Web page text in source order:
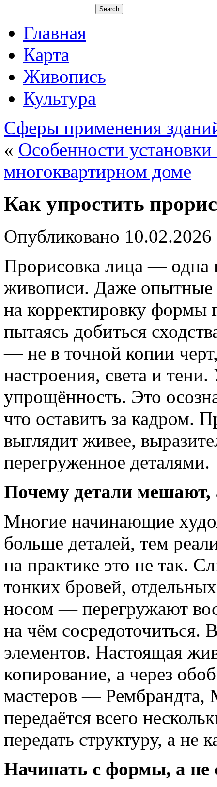
Главная
Карта
Живопись
Культура
Сферы применения
« Особенности
многоквартирном доме
Как упростить
Опубликовано 10.02.2026
Прорисовка лица — одна
живописи. Даже опытные
на корректировку формы
пытаясь добиться
— не в точной копии
настроения, света и
упрощённость. Это
что оставить за кадром.
выглядит живее,
перегруженное деталями.
Почему детали мешают,
Многие начинающие
больше деталей, тем
на практике это не так.
тонких бровей,
носом — перегружают
на чём сосредоточиться.
элементов. Настоящая
копирование, а через
мастеров —
передаётся всего
передать структуру, а не
Начинать с формы, а не